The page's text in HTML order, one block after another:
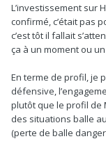
Il y a un manque
meilleurs joueurs
L’investissement sur
confirmé, c’était pas
c’est tôt il fallait
ça à un moment ou
En terme de profil, je
défensive,
plutôt que le profil de
des situations balle
(perte de balle